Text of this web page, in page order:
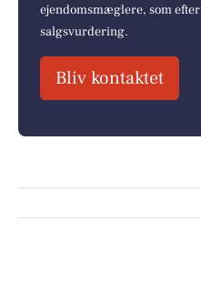
ejendomsmæglere, som
salgsvurdering.
Bliv kontaktet